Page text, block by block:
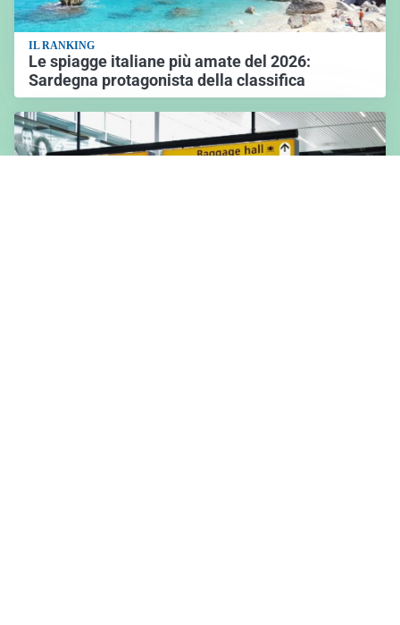
IL RANKING
Le spiagge italiane più amate del 2026:
Sardegna protagonista della classifica